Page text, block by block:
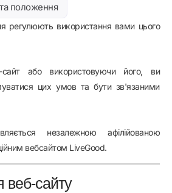
положення
регулюють використання вами цього
сайт або використовуючи його, ви
цих умов та бути зв'язаними
незалежною афілійованою
вебсайтом LiveGood.
веб-сайту